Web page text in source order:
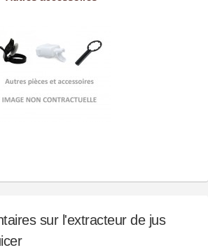
sur l'extracteur de jus